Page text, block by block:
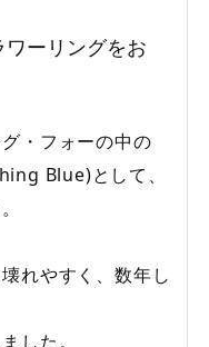
ーリングをお
・フォーの中の
Blue)として、
れやすく、数年し
した。